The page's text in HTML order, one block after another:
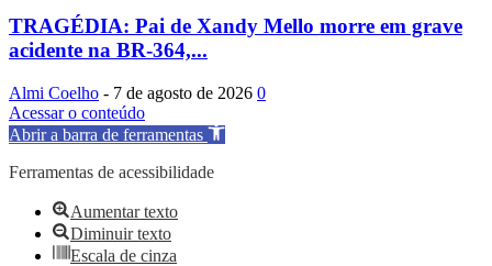
TRAGÉDIA: Pai de Xandy Mello morre em grave
acidente na BR-364,...
Almi Coelho - 7 de agosto de 2026 0
Acessar o conteúdo
Abrir a barra de ferramentas
Ferramentas de acessibilidade
Aumentar texto
Diminuir texto
Escala de cinza